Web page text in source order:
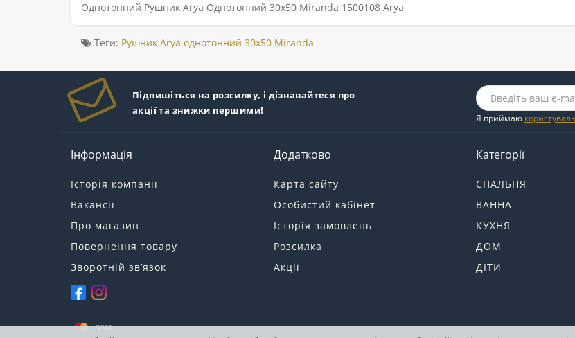
Однотонний Рушник Arya Однотонний 30x50 Miranda 1500108 Arya
Теги: Рушник Arya однотонний 30x50 Miranda
Підпишіться на розсилку, і дізнавайтеся про
акції та знижки першими!
Я приймаю
Інформація
Історія компанії
Вакансії
Про магазин
Повернення товару
Зворотній зв’язок
Додатково
Карта сайту
Особистий кабінет
Історія замовлень
Розсилка
Акції
Категорії
СПАЛЬНЯ
ВАННА
КУХНЯ
ДОМ
ДІТИ